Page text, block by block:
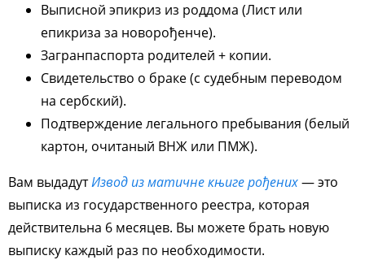
Выписной эпикриз из роддома (Лист или
епикриза за новорођенче).
Загранпаспорта родителей + копии.
Свидетельство о браке (с судебным переводом
на сербский).
Подтверждение легального пребывания (белый
картон, очитаный ВНЖ или ПМЖ).
Вам выдадутИзвод из матичне књиге рођених— это
выписка из государственного реестра, которая
действительна 6 месяцев. Вы можете брать новую
выписку каждый раз по необходимости.